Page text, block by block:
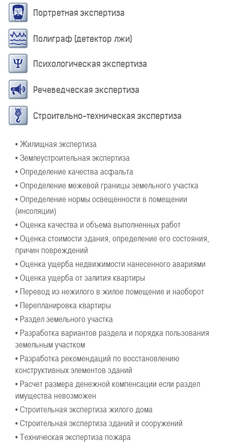
Портретная экспертиза
Полиграф (детектор лжи)
Психологическая экспертиза
Речеведческая экспертиза
Строительно-техническая экспертиза
• Жилищная экспертиза
• Землеустроительная экспертиза
• Определение качества асфальта
• Определение межевой границы земельного участка
• Определение нормы освещенности в помещении
(инсоляции)
• Оценка качества и объема выполненных работ
• Оценка стоимости здания, определение его состояния,
причин повреждений
• Оценка ущерба недвижимости нанесенного авариями
• Оценка ущерба от залития квартиры
• Перевод из нежилого в жилое помещение и наоборот
• Перепланировка квартиры
• Раздел земельного участка
• Разработка вариантов раздела и порядка пользования
земельным участком
• Разработка рекомендаций по восстановлению
конструктивных элементов зданий
• Расчет размера денежной компенсации если раздел
имущества невозможен
• Строительная экспертиза жилого дома
• Строительная экспертиза зданий и сооружений
• Техническая экспертиза пожара